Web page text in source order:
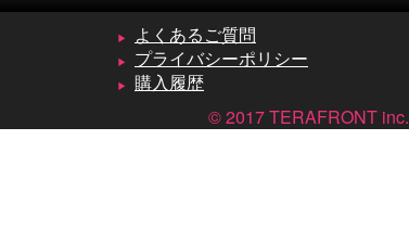
よくあるご質問
プライバシーポリシー
購入履歴
© 2017 TERAFRONT inc.